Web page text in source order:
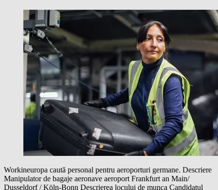
Workineuropa caută personal pentru aeroporturi germane. Descriere
Manipulator de bagaje aeronave aeroport Frankfurt an Main/
Dusseldorf / Köln-Bonn Descrierea locului de munca Candidatul